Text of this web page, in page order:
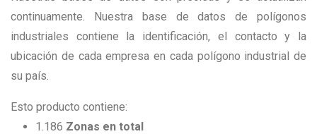
continuamente. Nuestra base de datos de polígonos
industriales contiene la identificación, el contacto y la
ubicación de cada empresa en cada polígono industrial de
su país.
Esto producto contiene:
1.186 Zonas en total